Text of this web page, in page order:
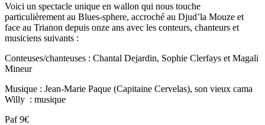
Voici un spectacle unique en wallon qui nous touche
particulièrement au Blues-sphere, accroché au Djud’la Mouze et
face au Trianon depuis onze ans avec les conteurs, chanteurs et
musiciens suivants :
Conteuses/chanteuses : Chantal Dejardin, Sophie Clerfays et Magali
Mineur
Musique : Jean-Marie Paque (Capitaine Cervelas), son vieux cama
Willy : musique
Paf 9€